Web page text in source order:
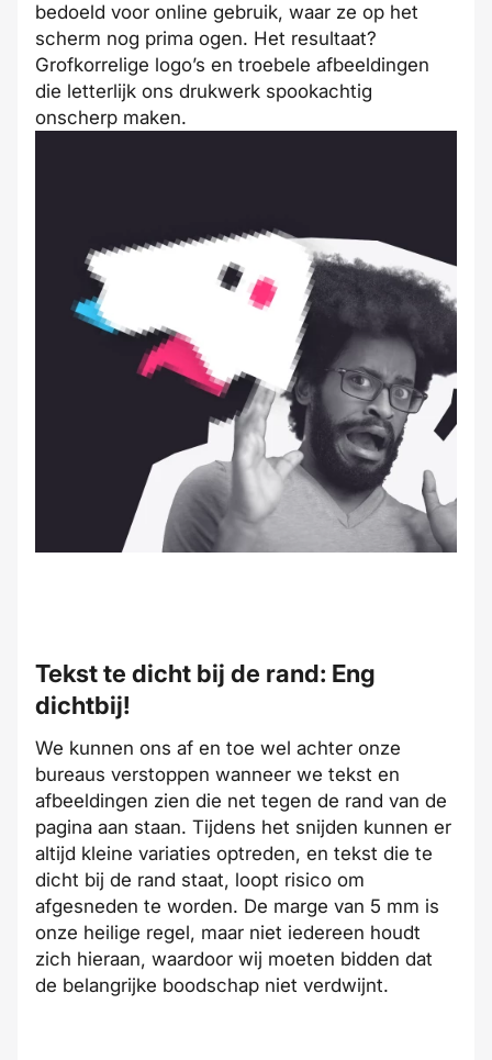
bedoeld voor online gebruik, waar ze op het
scherm nog prima ogen. Het resultaat?
Grofkorrelige logo’s en troebele afbeeldingen
die letterlijk ons drukwerk spookachtig
onscherp maken.
Tekst te dicht bij de rand: Eng
dichtbij!
We kunnen ons af en toe wel achter onze
bureaus verstoppen wanneer we tekst en
afbeeldingen zien die net tegen de rand van de
pagina aan staan. Tijdens het snijden kunnen er
altijd kleine variaties optreden, en tekst die te
dicht bij de rand staat, loopt risico om
afgesneden te worden. De marge van 5 mm is
onze heilige regel, maar niet iedereen houdt
zich hieraan, waardoor wij moeten bidden dat
de belangrijke boodschap niet verdwijnt.